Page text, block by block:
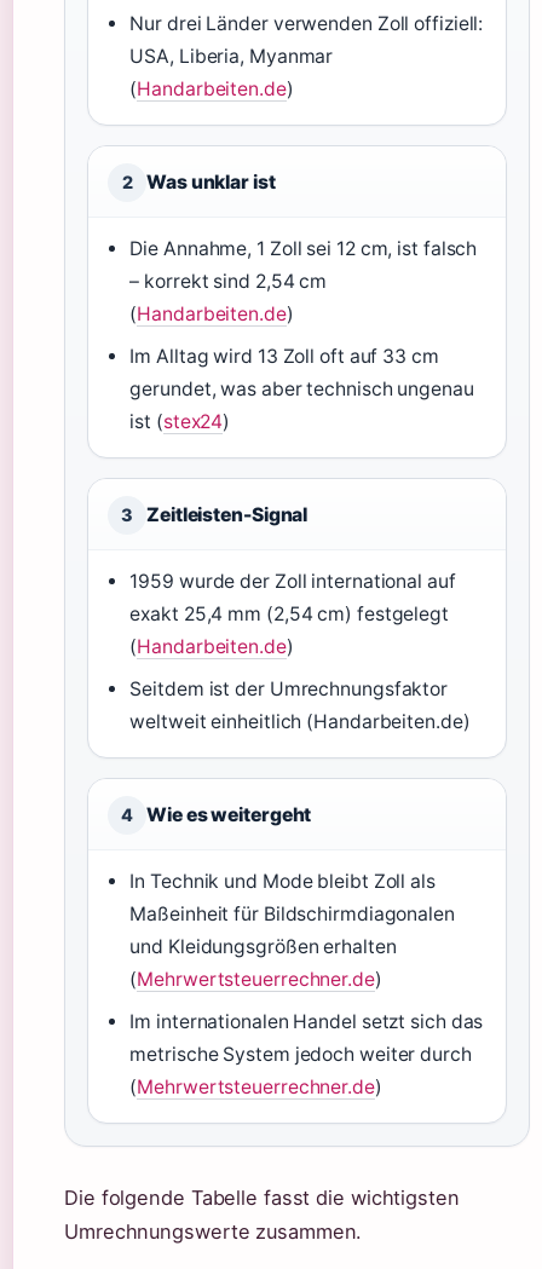
Nur drei Länder verwenden Zoll offiziell:
USA, Liberia, Myanmar
(Handarbeiten.de)
2 Was unklar ist
Die Annahme, 1 Zoll sei 12 cm, ist falsch
– korrekt sind 2,54 cm
(Handarbeiten.de)
Im Alltag wird 13 Zoll oft auf 33 cm
gerundet, was aber technisch ungenau
ist (stex24)
3 Zeitleisten-Signal
1959 wurde der Zoll international auf
exakt 25,4 mm (2,54 cm) festgelegt
(Handarbeiten.de)
Seitdem ist der Umrechnungsfaktor
weltweit einheitlich (Handarbeiten.de)
4 Wie es weitergeht
In Technik und Mode bleibt Zoll als
Maßeinheit für Bildschirmdiagonalen
und Kleidungsgrößen erhalten
(Mehrwertsteuerrechner.de)
Im internationalen Handel setzt sich das
metrische System jedoch weiter durch
(Mehrwertsteuerrechner.de)
Die folgende Tabelle fasst die wichtigsten
Umrechnungswerte zusammen.